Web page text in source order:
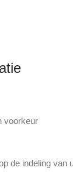
voorkeur
de indeling van